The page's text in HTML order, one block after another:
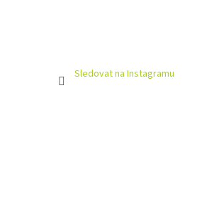
Sledovat na Instagramu